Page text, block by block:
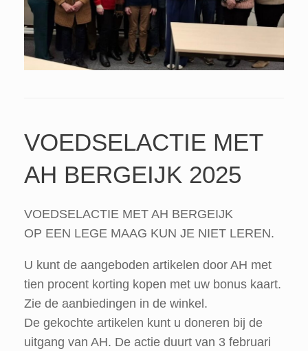
VOEDSELACTIE MET
AH BERGEIJK 2025
VOEDSELACTIE MET AH BERGEIJK
OP EEN LEGE MAAG KUN JE NIET LEREN.
U kunt de aangeboden artikelen door AH met
tien procent korting kopen met uw bonus kaart.
Zie de aanbiedingen in de winkel.
De gekochte artikelen kunt u doneren bij de
uitgang van AH. De actie duurt van 3 februari